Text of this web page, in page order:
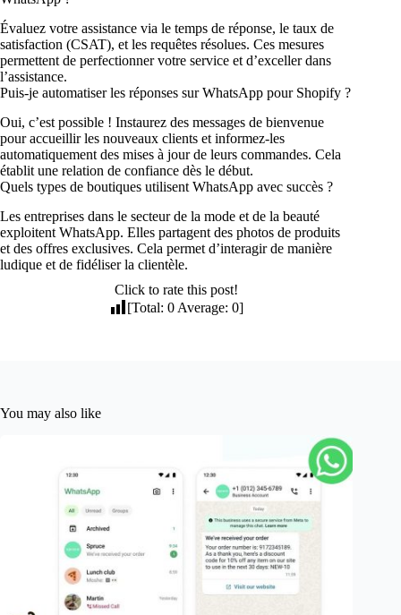
Évaluez votre assistance via le temps de réponse, le taux de
satisfaction (CSAT), et les requêtes résolues. Ces mesures
permettent de perfectionner votre service et d’exceller dans
l’assistance.
Puis-je automatiser les réponses sur WhatsApp pour Shopify ?
Oui, c’est possible ! Instaurez des messages de bienvenue
pour accueillir les nouveaux clients et informez-les
automatiquement des mises à jour de leurs commandes. Cela
établit une relation de confiance dès le début.
Quels types de boutiques utilisent WhatsApp avec succès ?
Les entreprises dans le secteur de la mode et de la beauté
exploitent WhatsApp. Elles partagent des photos de produits
et des offres exclusives. Cela permet d’interagir de manière
ludique et de fidéliser la clientèle.
Click to rate this post!
[Total:0 Average:0]
You may also like